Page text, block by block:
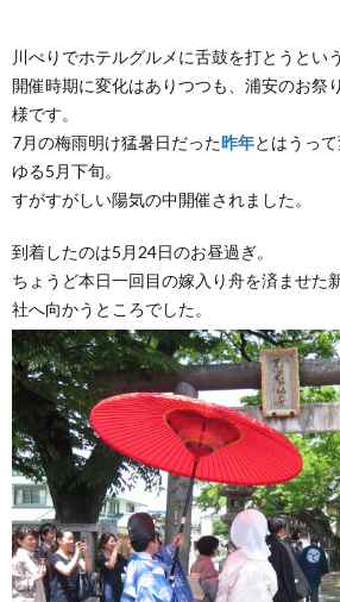
川べりでホテルグルメに舌鼓を打とうとい
開催時期に変化はありつつも、浦安のお祭
様です。
7月の梅雨明け猛暑日だった昨年とはうっ
ゆる5月下旬。
すがすがしい陽気の中開催されました。
到着したのは5月24日のお昼過ぎ。
ちょうど本日一回目の嫁入り舟を済ませた
社へ向かうところでした。